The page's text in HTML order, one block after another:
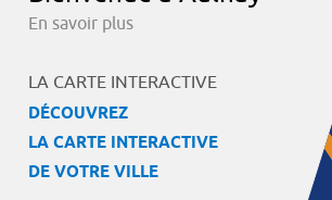
En savoir plus
LA CARTE INTERACTIVE
DÉCOUVREZ
LA CARTE INTERACTIVE
DE VOTRE VILLE